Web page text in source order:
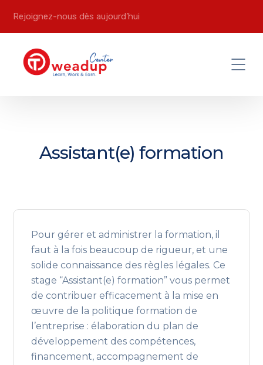
Rejoignez-nous dès aujourd’hui
Assistant(e) formation
Pour gérer et administrer la formation, il
faut à la fois beaucoup de rigueur, et une
solide connaissance des règles légales. Ce
stage “Assistant(e) formation” vous permet
de contribuer efficacement à la mise en
œuvre de la politique formation de
l’entreprise : élaboration du plan de
développement des compétences,
financement, accompagnement de